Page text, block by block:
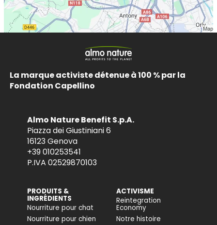
La marque activiste détenue à 100 % par la
Fondation Capellino
Almo Nature Benefit S.p.A.
Piazza dei Giustiniani 6
16123 Genova
+39 010253541
P.IVA 02529870103
PRODUITS &
INGRÉDIENTS
Nourriture pour chat
Nourriture pour chien
ACTIVISME
Reintegration
Economy
Notre histoire